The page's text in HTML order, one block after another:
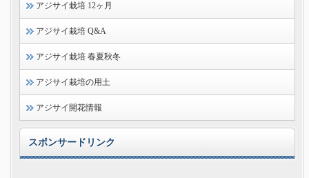
アジサイ栽培 12ヶ月
アジサイ栽培 Q&A
アジサイ栽培 春夏秋冬
アジサイ栽培の用土
アジサイ開花情報
スポンサードリンク